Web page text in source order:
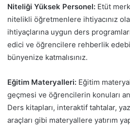
Niteliği Yüksek Personel: Etüt
nitelikli öğretmenlere ihtiyacınız
ihtiyaçlarına uygun ders
edici ve öğrencilere rehberlik
bünyenize katmalısınız.
Eğitim Materyalleri: Eğitim
geçmesi ve öğrencilerin konuları
Ders kitapları, interaktif tahtalar,
araçları gibi materyallere yatırım